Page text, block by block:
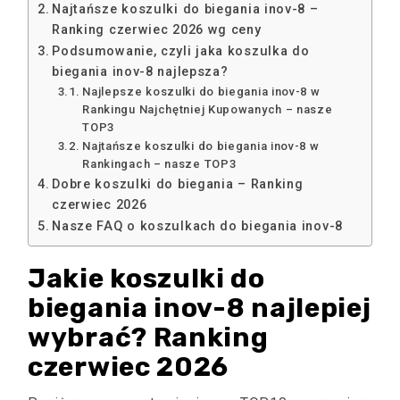
Najtańsze koszulki do biegania inov-8 –
Ranking czerwiec 2026 wg ceny
Podsumowanie, czyli jaka koszulka do
biegania inov-8 najlepsza?
Najlepsze koszulki do biegania inov-8 w
Rankingu Najchętniej Kupowanych – nasze
TOP3
Najtańsze koszulki do biegania inov-8 w
Rankingach – nasze TOP3
Dobre koszulki do biegania – Ranking
czerwiec 2026
Nasze FAQ o koszulkach do biegania inov-8
Jakie koszulki do
biegania inov-8 najlepiej
wybrać? Ranking
czerwiec 2026